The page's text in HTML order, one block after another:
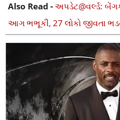
Also Read -અપડેટ@વર્લ્ડ:
આગ ભભૂકી, 27 લોકો જીવતા